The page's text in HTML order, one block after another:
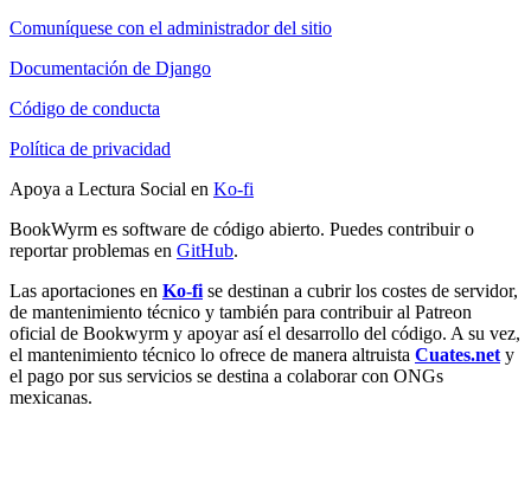
Comuníquese con el administrador del sitio
Documentación de Django
Código de conducta
Política de privacidad
Apoya a Lectura Social en Ko-fi
BookWyrm es software de código abierto. Puedes contribuir o
reportar problemas en GitHub.
Las aportaciones en Ko-fi se destinan a cubrir los costes de servidor,
de mantenimiento técnico y también para contribuir al Patreon
oficial de Bookwyrm y apoyar así el desarrollo del código. A su vez,
el mantenimiento técnico lo ofrece de manera altruista Cuates.net y
el pago por sus servicios se destina a colaborar con ONGs
mexicanas.